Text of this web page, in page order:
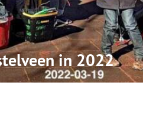
in 2022